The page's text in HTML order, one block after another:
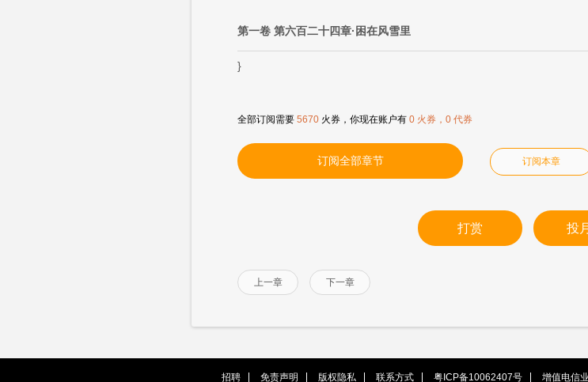
第一卷 第六百二十四章·困在风雪里
}
全部订阅需要 5670 火券，你现在账户有 0 火券，0 代券
订阅全部章节 订阅本章
打赏 投
上一章 下一章
招聘 免责声明 版权隐私 联系方式 粤ICP备10062407号 增值电信